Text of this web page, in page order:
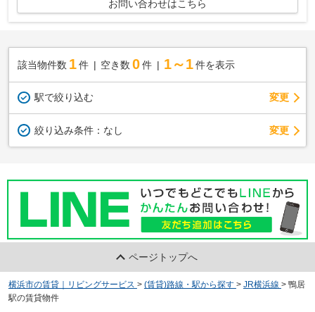
お問い合わせはこちら
該当物件数 1件 空き数 0 件 1～1 件を表示
駅で絞り込む 変更
絞り込み条件： なし 変更
ページトップへ
横浜市の賃貸｜リビングサービス > (賃貸)路線・駅から探す > JR横浜線 > 鴨居
駅の賃貸物件